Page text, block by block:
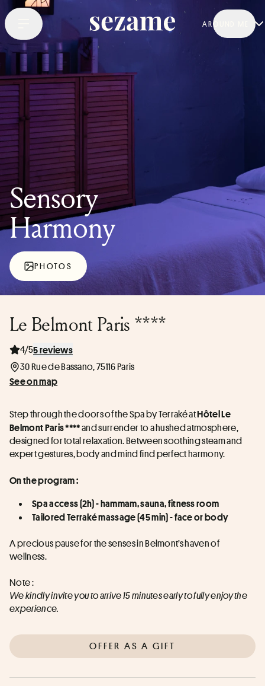
AROUND ME
Sensory
Harmony
PHOTOS
Le Belmont Paris ****
4/55 reviews
30 Rue de Bassano, 75116 Paris
See on map
Step through the doors of the Spa by Terraké at Hôtel Le
Belmont Paris **** and surrender to a hushed atmosphere,
designed for total relaxation. Between soothing steam and
expert gestures, body and mind find perfect harmony.
On the program :
Spa access (2h) - hammam, sauna, fitness room
Tailored Terraké massage (45 min) - face or body
A precious pause for the senses in Belmont’s haven of
wellness.
Note :
We kindly invite you to arrive 15 minutes early to fully enjoy the
experience.
OFFER AS A GIFT